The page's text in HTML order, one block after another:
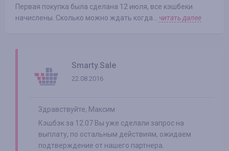
Первая покупка была сделана 12 июля, все кэшбеки
начислены. Сколько можно ждать когда... читать далее
Smarty.Sale
22.08.2016
Здравствуйте, Максим
Кэшбэк за 12.07 Вы уже сделали запрос на
выплату, по остальным действиям, ожидаем
подтверждение от нашего партнера.